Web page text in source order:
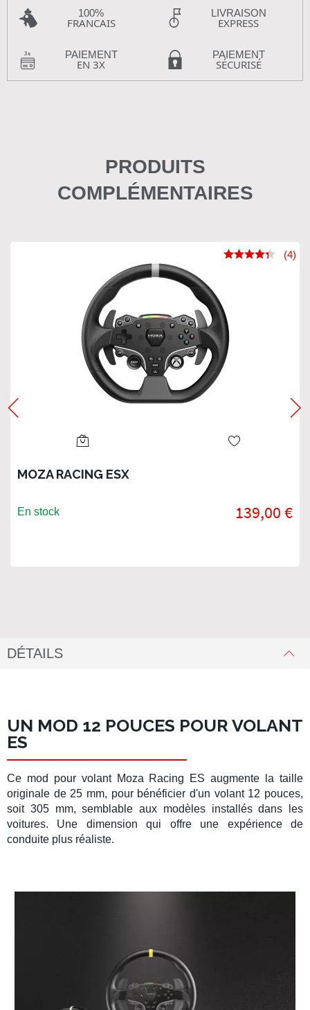
100%
FRANCAIS
LIVRAISON
EXPRESS
PAIEMENT
EN 3X
PAIEMENT
SÉCURISÉ
PRODUITS
COMPLÉMENTAIRES
MOZA RACING ESX
(4)
En stock 139,00 €
DÉTAILS
UN MOD 12 POUCES POUR VOLANT
ES
Ce mod pour volant Moza Racing ES augmente la taille
originale de 25 mm, pour bénéficier d'un volant 12 pouces,
soit 305 mm, semblable aux modèles installés dans les
voitures. Une dimension qui offre une expérience de
conduite plus réaliste.